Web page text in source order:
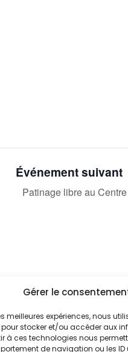
Gérer le
meilleures expériences, nous
stocker et/ou accéder aux
à ces technologies nous
de navigation ou les ID
Événement suivant
Patinage libre au
informés
vous aux alertes
m'abonne